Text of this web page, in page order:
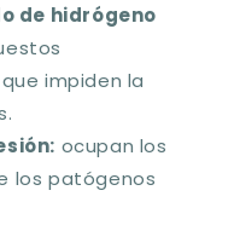
de hidrógeno
impiden la
: ocupan los
los patógenos